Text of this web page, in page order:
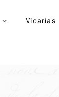
Vicarías